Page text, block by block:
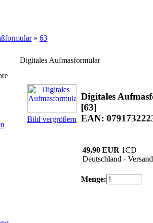
» 63
Digitales Aufmasformular
Bild vergrößern
Digitales
[63]
EAN:
49,90 EUR 1CD
Deutschland -
Menge: